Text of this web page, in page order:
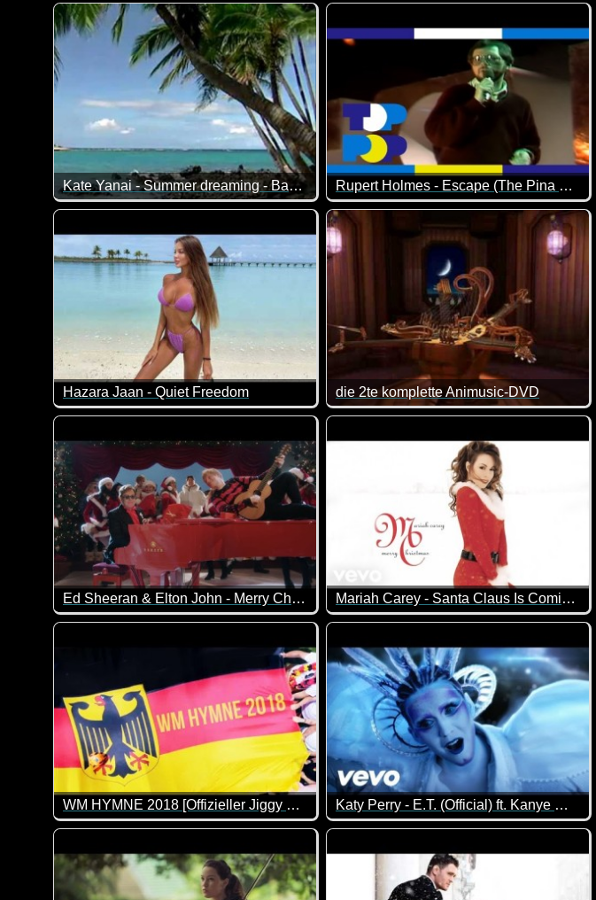
Kate Yanai - Summer dreaming - Bacardi feeling Rupert Holmes - Escape (The Pina Colada Song)
Hazara Jaan - Quiet Freedom
klasse Musik mit tollen Bildern!
die 2te komplette Animusic-DVD
Nicht funny, aber tolle Musik. Wer diese
Ed Sheeran & Elton John - Merry Christmas Mariah Carey - Santa Claus Is Comin' to Town
WM HYMNE 2018 [Offizieller Jiggy WM Song] - JAY JIGGY Katy Perry - E.T. (Official) ft. Kanye West